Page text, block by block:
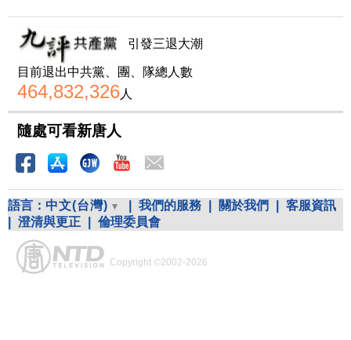
引發三退大潮
目前退出中共黨、團、隊總人數
464,832,326人
隨處可看新唐人
語言： 中文(台灣) 我們的服務 關於我們
客服資訊
澄清與更正 倫理委員會
Copyright ©2002-2026